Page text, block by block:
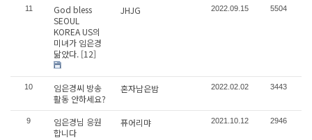
11
God bless
SEOUL
KOREA US의
미녀가 임은경
닮았다. [12]
JHJG 2022.09.15 5504
10
임은경씨 방송
활동 안하세요?
혼자남은밤 2022.02.02 3443
9
임은경님 응원
합니다
퓨어리먀 2021.10.12 2946